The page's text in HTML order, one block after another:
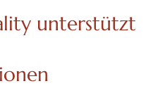
unterstützt